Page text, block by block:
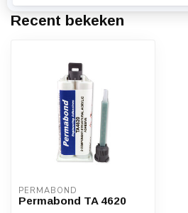
Recent bekeken
PERMABOND
Permabond TA 4620